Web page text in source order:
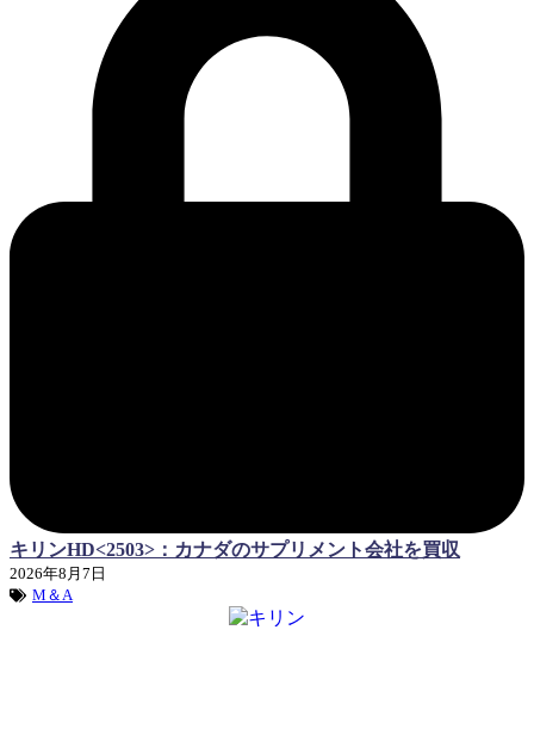
キリンHD<2503>：カナダのサプリメント会社を買収
2026年8月7日
M＆A